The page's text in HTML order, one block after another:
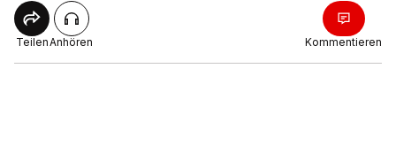
TeilenAnhören Kommentieren